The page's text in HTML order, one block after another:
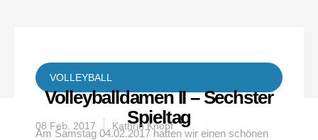
VOLLEYBALL
Volleyballdamen II – Sechster
Spieltag
08 Feb. 2017 Kathrin Knopf
Am Samstag 04.02.2017 hatten wir einen schönen